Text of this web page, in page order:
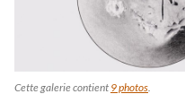
Cette galerie contient 9 photos